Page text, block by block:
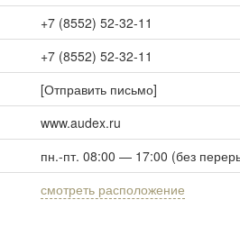
+7 (8552) 52-32-11
+7 (8552) 52-32-11
[Отправить письмо]
www.audex.ru
пн.-пт. 08:00 — 17:00 (без
смотреть расположение